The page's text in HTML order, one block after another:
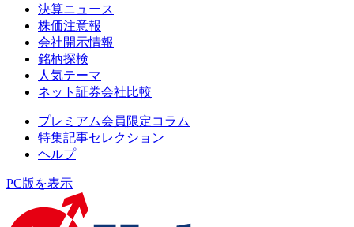
決算ニュース
株価注意報
会社開示情報
銘柄探検
人気テーマ
ネット証券会社比較
プレミアム会員限定コラム
特集記事セレクション
ヘルプ
PC版を表示